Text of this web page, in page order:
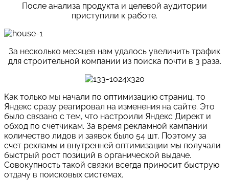
После анализа продукта и целевой аудитории
приступили к работе.
За несколько месяцев нам удалось увеличить трафик
для строительной компании из поиска почти в 3 раза.
Как только мы начали по оптимизацию страниц, то
Яндекс сразу реагировал на изменения на сайте. Это
было связано с тем, что настроили Яндекс Директ и
обход по счетчикам. За время рекламной кампании
количество лидов и заявок было 54 шт. Поэтому за
счет рекламы и внутренней оптимизации мы получали
быстрый рост позиций в органической выдаче.
Совокупность такой связки всегда приносит быструю
отдачу в поисковых системах.